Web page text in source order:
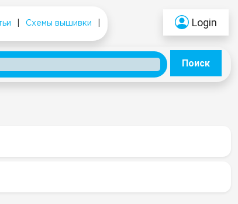
Схемы вышивки Login
Поиск